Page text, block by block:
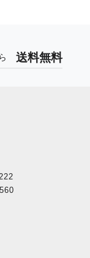
送料無料